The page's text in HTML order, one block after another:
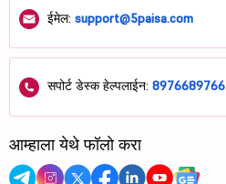
ईमेल: support@5paisa.com
सपोर्ट डेस्क हेल्पलाईन: 8976689766
आम्हाला येथे फॉलो करा